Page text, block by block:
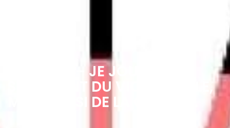
19/09/24 – JE JOUE NON
SEULEMENT DU VIOLONCELLE,
MAIS AUSSI DE LA GUITARE.